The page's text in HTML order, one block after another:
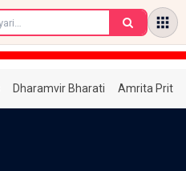
Dharamvir Bharati Amrita